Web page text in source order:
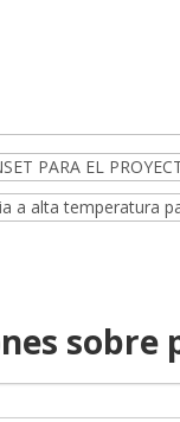
PARA EL
a alta temperatura
sobre